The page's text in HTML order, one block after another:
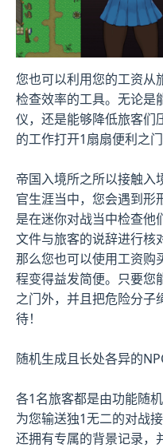
您也可以利用您的工资从
检查效率的工具。无论是
仪，还是能够降低旅客们
的工作打开1扇扇便利之门
帝国入境所之所以接触入
官生涯当中，您会遇到形
是在迷你对战当中检查他
文件与旅客的说辞进行核
那么您也可以使用工资购
程变得益发简便。只要您
之门外，并且把危险分子
待！
随机生成且长处各异的
各1名旅客都是由功能随
为您输送独1无二的对战
还拥有专属的背景记录，